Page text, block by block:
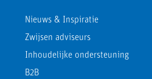
Nieuws & Inspiratie
Zwijsen adviseurs
Inhoudelijke ondersteuning
B2B